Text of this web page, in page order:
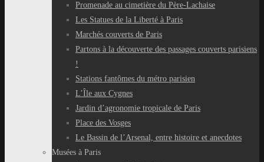
Promenade au cimetière du Père-Lachaise
Les Statues de la Liberté à Paris
Marchés couverts de Paris
Partons à la découverte des passages couverts parisiens
!
Stations fantômes du métro parisien
L’Île aux Cygnes
Jardin d’agronomie tropicale de Paris
Place des Vosges
Le Bassin de l’Arsenal, entre histoire et anecdotes
Musées à Paris